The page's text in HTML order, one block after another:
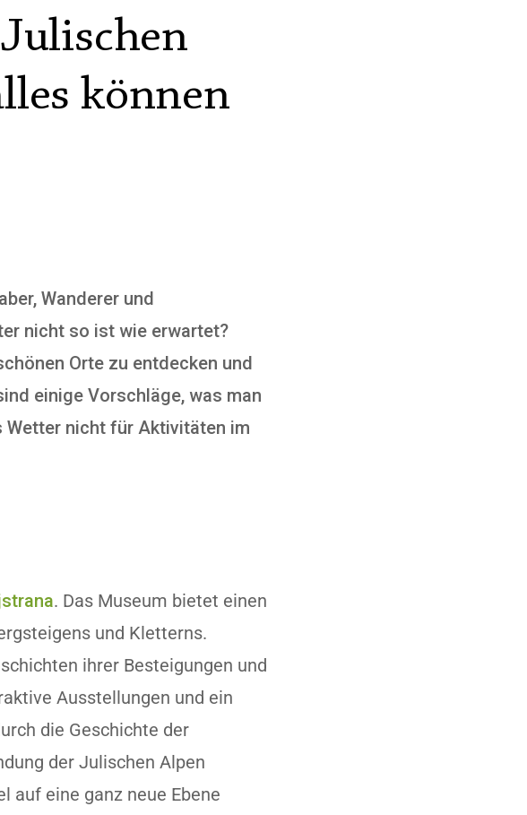
können
Wanderer und
nicht so ist wie erwartet?
Orte zu entdecken und
einige Vorschläge, was man
Wetter nicht für Aktivitäten im
. Das Museum bietet einen
und Kletterns.
ihrer Besteigungen und
Ausstellungen und ein
die Geschichte der
der Julischen Alpen
auf eine ganz neue Ebene